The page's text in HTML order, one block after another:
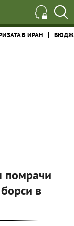
В ИРАН
помрачи
в